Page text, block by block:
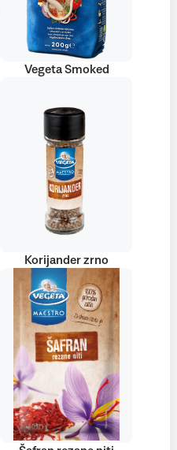
Vegeta Smoked
Korijander zrno